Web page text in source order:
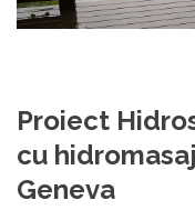
Proiect
cu
Geneva